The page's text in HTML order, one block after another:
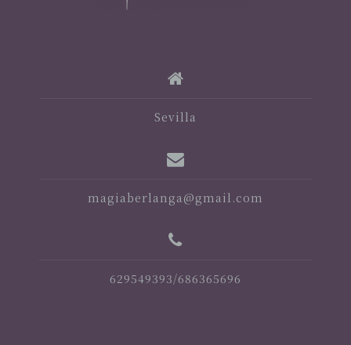
Sevilla
magiaberlanga@gmail.com
629549393/686365696